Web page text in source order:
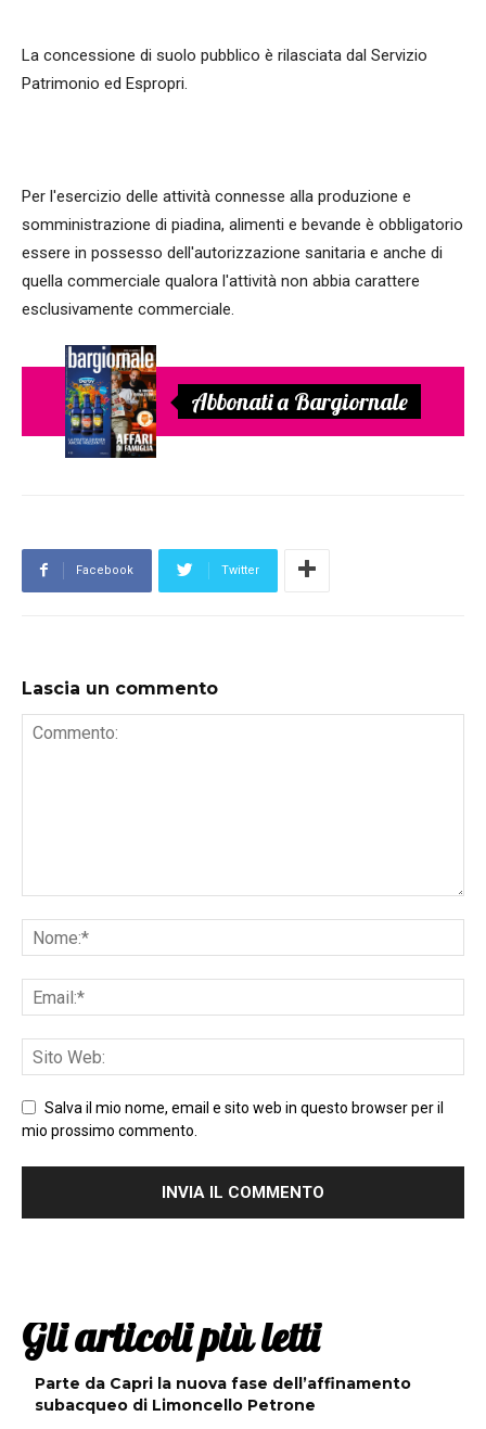
La concessione di suolo pubblico è rilasciata dal Servizio
Patrimonio ed Espropri.
Per l'esercizio delle attività connesse alla produzione e
somministrazione di piadina, alimenti e bevande è obbligatorio
essere in possesso dell'autorizzazione sanitaria e anche di
quella commerciale qualora l'attività non abbia carattere
esclusivamente commerciale.
Abbonati a Bargiornale
Facebook Twitter
Lascia un commento
Salva il mio nome, email e sito web in questo browser per il
mio prossimo commento.
Gli articoli più letti
Parte da Capri la nuova fase dell’affinamento
subacqueo di Limoncello Petrone